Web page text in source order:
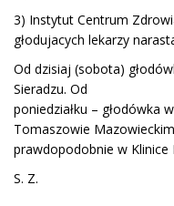
3) Instytut Centrum
głodujacych lekarzy
Od dzisiaj (sobota)
Sieradzu. Od
poniedziałku – głodówka
Tomaszowie
prawdopodobnie w Klinice
S. Z.